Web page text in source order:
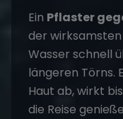
Ein Pflaster
der
Wasser schnell
längeren Törns.
Haut ab, wirkt
die Reise